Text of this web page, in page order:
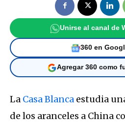
Unirse al canal de
360 en
Agregar 360 como
La Casa Blanca estudia
de los aranceles a China